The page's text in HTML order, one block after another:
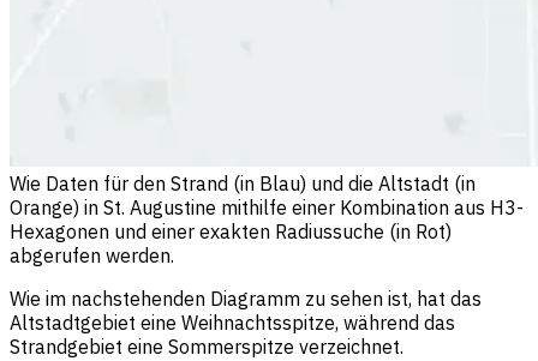
Wie Daten für den Strand (in Blau) und die Altstadt (in
Orange) in St. Augustine mithilfe einer Kombination aus H3-
Hexagonen und einer exakten Radiussuche (in Rot)
abgerufen werden.
Wie im nachstehenden Diagramm zu sehen ist, hat das
Altstadtgebiet eine Weihnachtsspitze, während das
Strandgebiet eine Sommerspitze verzeichnet.